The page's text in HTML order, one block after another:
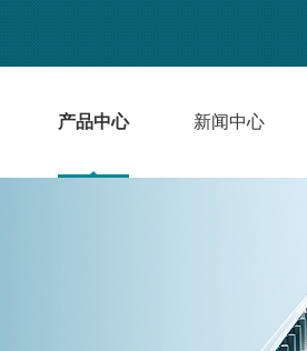
产品中心 新闻中心